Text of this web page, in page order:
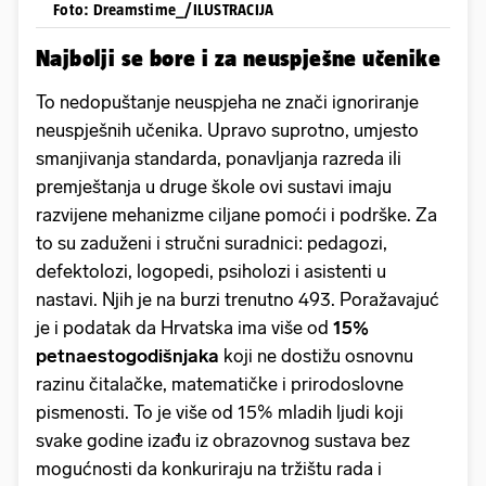
Foto: Dreamstime_/ILUSTRACIJA
Najbolji se bore i za neuspješne učenike
To nedopuštanje neuspjeha ne znači ignoriranje
neuspješnih učenika. Upravo suprotno, umjesto
smanjivanja standarda, ponavljanja razreda ili
premještanja u druge škole ovi sustavi imaju
razvijene mehanizme ciljane pomoći i podrške. Za
to su zaduženi i stručni suradnici: pedagozi,
defektolozi, logopedi, psiholozi i asistenti u
nastavi. Njih je na burzi trenutno 493. Poražavajuć
je i podatak da Hrvatska ima više od 15%
petnaestogodišnjaka koji ne dostižu osnovnu
razinu čitalačke, matematičke i prirodoslovne
pismenosti. To je više od 15% mladih ljudi koji
svake godine izađu iz obrazovnog sustava bez
mogućnosti da konkuriraju na tržištu rada i